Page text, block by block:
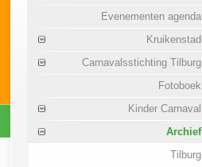
Evenementen agenda
Kruikenstad
Carnavalsstichting Tilburg
Fotoboek
Kinder Carnaval
Archief
Tilburg